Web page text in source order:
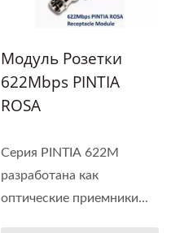
Модуль Розетки
622Mbps PINTIA
ROSA
Серия PINTIA 622M
разработана как
оптические приемники...